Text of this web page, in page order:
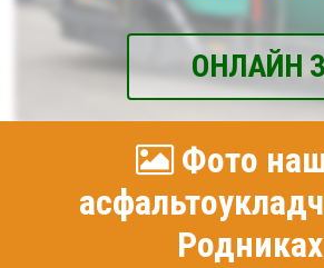
ОНЛАЙН
Фото
Родниках